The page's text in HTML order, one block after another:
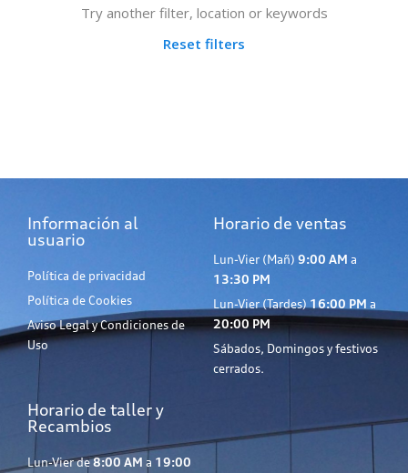
Try another filter, location or keywords
Reset filters
Información al
usuario
Política de privacidad
Política de Cookies
Aviso Legal y Condiciones de
Uso
Horario de ventas
Lun-Vier (Mañ) 9:00 AM a
13:30 PM
Lun-Vier (Tardes) 16:00 PM a
20:00 PM
Sábados, Domingos y festivos
cerrados.
Horario de taller y
Recambios
Lun-Vier de8:00 AM a 19:00